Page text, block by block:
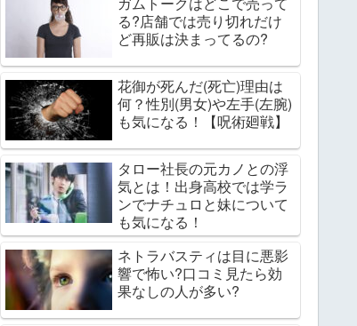
る?店舗では売り切れだけ
ど再販は決まってるの?
花御が死んだ(死亡)理由は
何？性別(男女)や左手(左腕)
も気になる！【呪術廻戦】
タロー社長の元カノとの浮
気とは！出身高校では学ラ
ンでナチュロと妹について
も気になる！
ネトラバスティは目に悪影
響で怖い?口コミ見たら効
果なしの人が多い?